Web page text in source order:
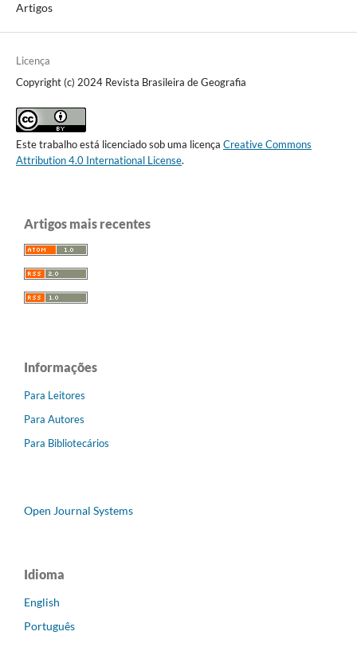
Artigos
Licença
Copyright (c) 2024 Revista Brasileira de Geografia
Este trabalho está licenciado sob uma licença Creative Commons
Attribution 4.0 International License.
Artigos mais recentes
Informações
Para Leitores
Para Autores
Para Bibliotecários
Open Journal Systems
Idioma
English
Português